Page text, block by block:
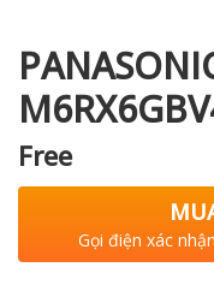
Free
Gọi điện xác